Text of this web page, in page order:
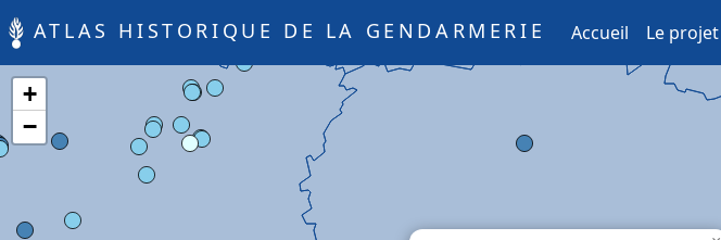
ATLAS HISTORIQUE DE LA GENDARMERIE Accueil (current)
Le projet
+
−